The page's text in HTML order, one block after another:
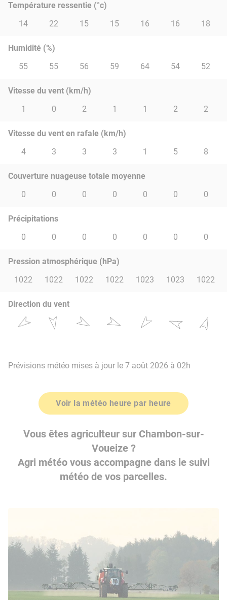
Température ressentie (°c)
14
22 15 15 16 16 18
Humidité (%)
55
55 56 59 64 54 52
Vitesse du vent (km/h)
1
0 2 1 1 2 2
Vitesse du vent en rafale (km/h)
4
3 3 3 1 5 8
Couverture nuageuse totale moyenne
0
0 0 0 0 0 0
Précipitations
0
0 0 0 0 0 0
Pression atmosphérique (hPa)
1022
1022 1022 1022 1023 1023 1022
Direction du vent
Prévisions météo mises à jour le 7 août 2026 à 02h
Voir la météo heure par heure
Vous êtes agriculteur sur Chambon-sur-
Voueize ?
Agri météo vous accompagne dans le suivi
météo de vos parcelles.